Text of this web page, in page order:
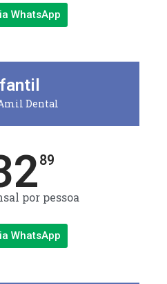
WhatsApp
Dental
89
por pessoa
WhatsApp